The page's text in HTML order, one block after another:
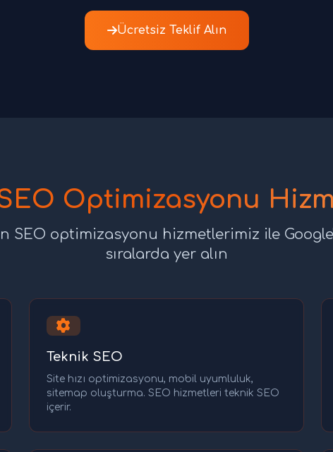
Ücretsiz Teklif Alın
Optimizasyonu
SEO optimizasyonu hizmetlerimiz ile
sıralarda yer alın
Teknik SEO
Site hızı optimizasyonu, mobil uyumluluk,
sitemap oluşturma. SEO hizmetleri teknik SEO
içerir.